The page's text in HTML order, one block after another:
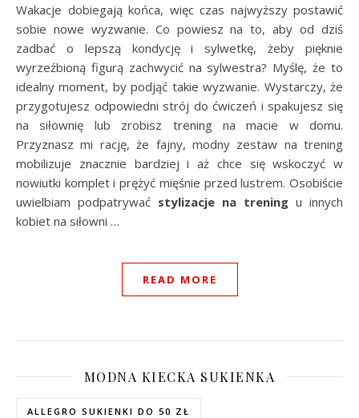
Wakacje dobiegają końca, więc czas najwyższy postawić
sobie nowe wyzwanie. Co powiesz na to, aby od dziś
zadbać o lepszą kondycję i sylwetkę, żeby pięknie
wyrzeźbioną figurą zachwycić na sylwestra? Myślę, że to
idealny moment, by podjąć takie wyzwanie. Wystarczy, że
przygotujesz odpowiedni strój do ćwiczeń i spakujesz się
na siłownię lub zrobisz trening na macie w domu.
Przyznasz mi rację, że fajny, modny zestaw na trening
mobilizuje znacznie bardziej i aż chce się wskoczyć w
nowiutki komplet i prężyć mięśnie przed lustrem. Osobiście
uwielbiam podpatrywać stylizacje na trening u innych
kobiet na siłowni …
READ MORE
MODNA KIECKA SUKIENKA
ALLEGRO SUKIENKI DO 50 ZŁ